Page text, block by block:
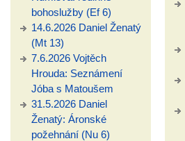
bohoslužby (Ef 6)
14.6.2026 Daniel Ženatý
(Mt 13)
7.6.2026 Vojtěch
Hrouda: Seznámení
Jóba s Matoušem
31.5.2026 Daniel
Ženatý: Áronské
požehnání (Nu 6)